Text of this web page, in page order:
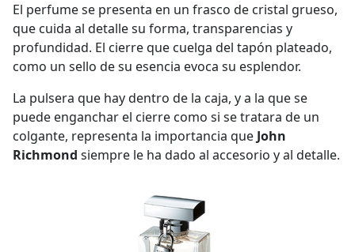
El perfume se presenta en un frasco de cristal grueso,
que cuida al detalle su forma, transparencias y
profundidad. El cierre que cuelga del tapón plateado,
como un sello de su esencia evoca su esplendor.
La pulsera que hay dentro de la caja, y a la que se
puede enganchar el cierre como si se tratara de un
colgante, representa la importancia que John
Richmond siempre le ha dado al accesorio y al detalle.